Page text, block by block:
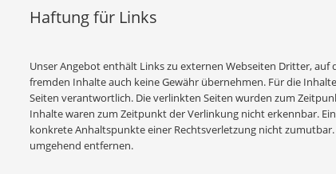
Haftung für Links
Unser Angebot enthält Links zu externen Webseiten Dritter,
fremden Inhalte auch keine Gewähr übernehmen. Für die
Seiten verantwortlich. Die verlinkten Seiten wurden zum
Inhalte waren zum Zeitpunkt der Verlinkung nicht erkennbar.
konkrete Anhaltspunkte einer Rechtsverletzung nicht
umgehend entfernen.